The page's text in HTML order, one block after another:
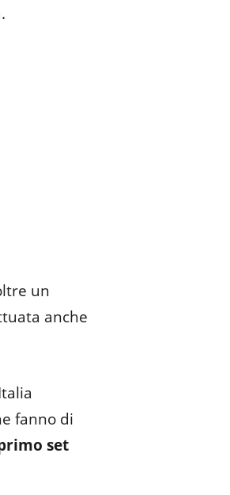
un
anche
fanno di
set